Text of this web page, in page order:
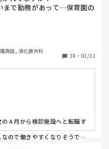
理解できますが
を積んで学んでいきたいと
いることが違うので、探して
転職するなら3年は基礎をつ
途採用は即戦力を期待されま
で勤務があって…保育園の
て…
施設, 消化器外科
18 ・ 01/31
４月から検診施設へと転職す
ので働きやすくなりそうです